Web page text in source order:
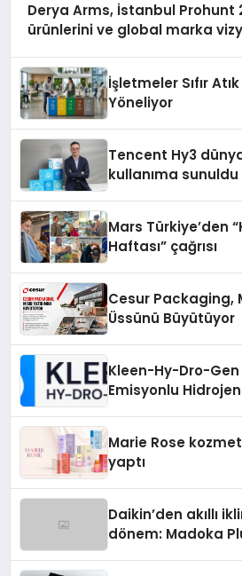
Derya Arms, İstanbul Prohunt
ürünlerini ve global marka
İşletmeler Sıfır
Yöneliyor
Tencent Hy3
kullanıma sunuldu
Mars Türkiye’den
Haftası” çağrısı
Cesur Packaging,
Üssünü Büyütüyor
Kleen-Hy-Dro-Gen
Emisyonlu
Marie Rose
yaptı
Daikin’den akıllı
dönem: Madoka